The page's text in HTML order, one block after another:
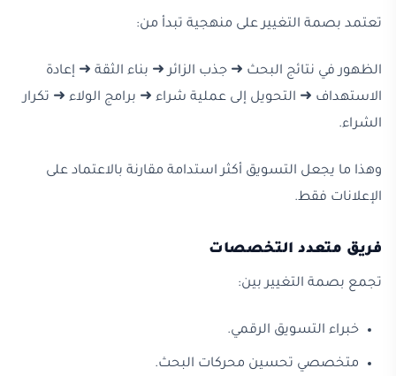
تعتمد بصمة التغيير على منهجية تبدأ من:
الظهور في نتائج البحث ➜ جذب الزائر ➜ بناء الثقة ➜ إعادة
الاستهداف ➜ التحويل إلى عملية شراء ➜ برامج الولاء ➜ تكرار
الشراء.
وهذا ما يجعل التسويق أكثر استدامة مقارنة بالاعتماد على
الإعلانات فقط.
فريق متعدد التخصصات
تجمع بصمة التغيير بين:
خبراء التسويق الرقمي.
متخصصي تحسين محركات البحث.